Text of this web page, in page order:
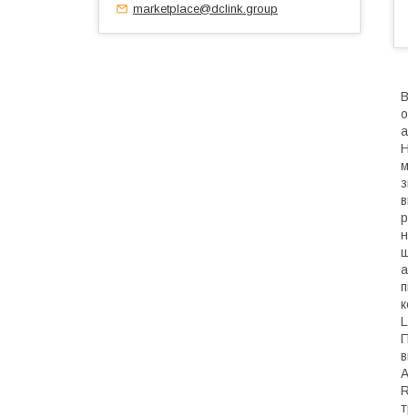
marketplace@dclink.group